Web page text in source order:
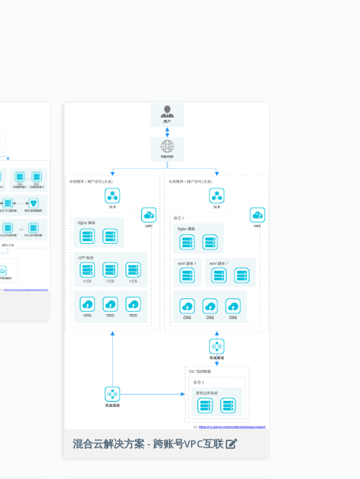
混合云解决方案 - 跨账号VPC互联